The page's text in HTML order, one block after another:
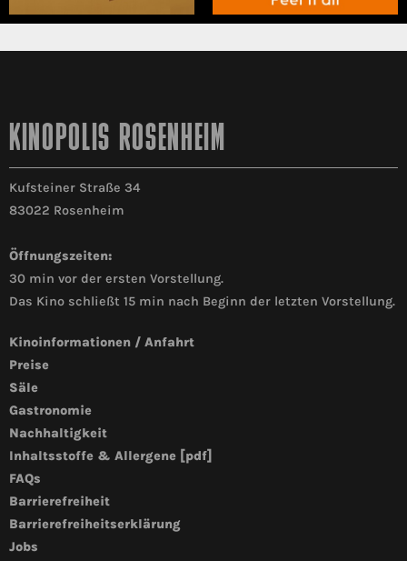
KINOPOLIS ROSENHEIM
Kufsteiner Straße 34
83022 Rosenheim
Öffnungszeiten:
30 min vor der ersten Vorstellung.
Das Kino schließt 15 min nach Beginn der letzten Vorstellung.
Kinoinformationen / Anfahrt
Preise
Säle
Gastronomie
Nachhaltigkeit
Inhaltsstoffe & Allergene [pdf]
FAQs
Barrierefreiheit
Barrierefreiheitserklärung
Jobs